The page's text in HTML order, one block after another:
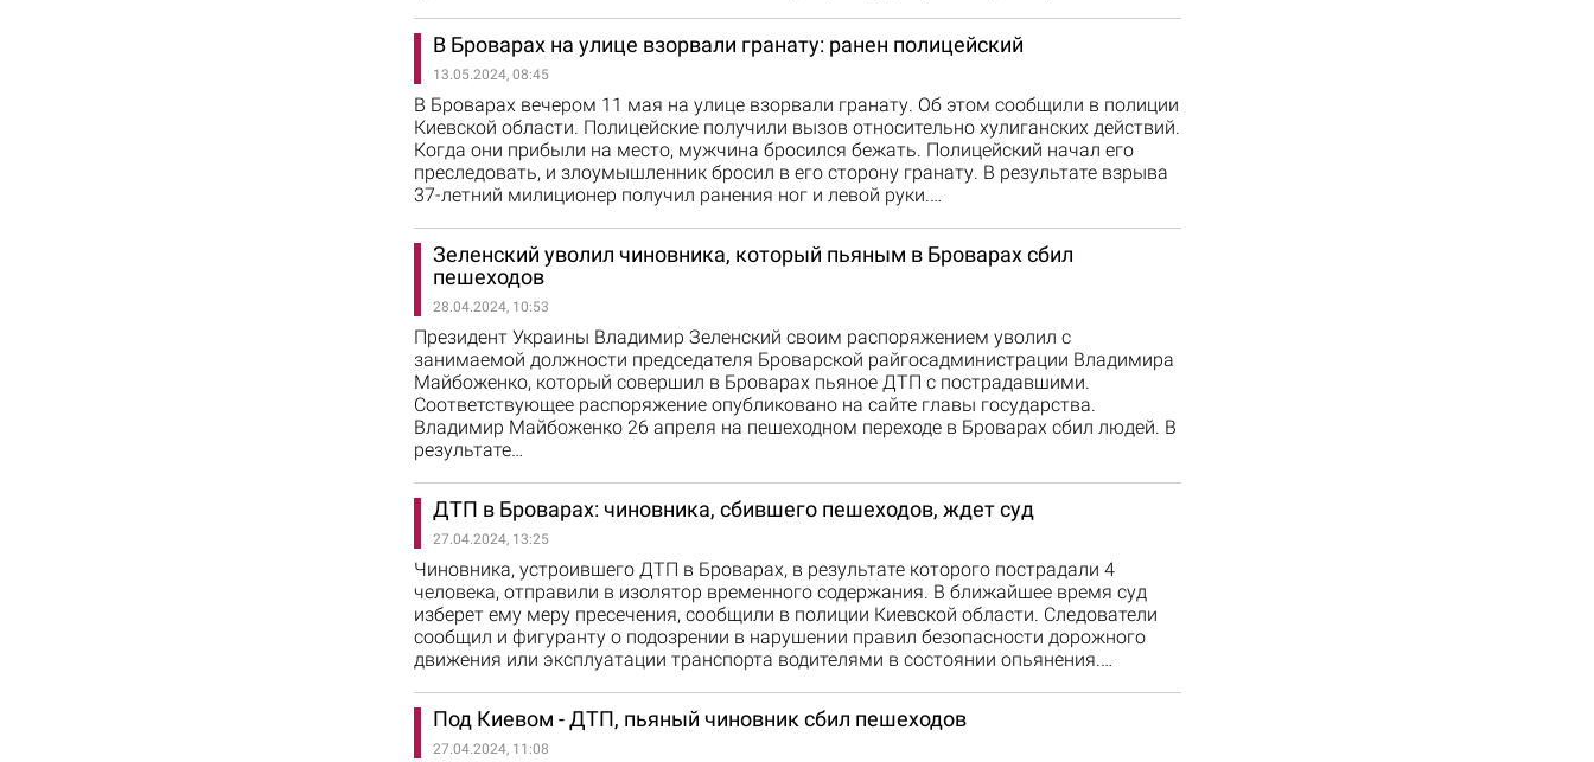
В Броварах на улице взорвали гранату: ранен полицейский
13.05.2024, 08:45
В Броварах вечером 11 мая на улице взорвали гранату. Об этом сообщили в полиции
Киевской области. Полицейские получили вызов относительно хулиганских действий.
Когда они прибыли на место, мужчина бросился бежать. Полицейский начал его
преследовать, и злоумышленник бросил в его сторону гранату. В результате взрыва
37-летний милиционер получил ранения ног и левой руки.…
Зеленский уволил чиновника, который пьяным в Броварах сбил
пешеходов
28.04.2024, 10:53
Президент Украины Владимир Зеленский своим распоряжением уволил с
занимаемой должности председателя Броварской райгосадминистрации Владимира
Майбоженко, который совершил в Броварах пьяное ДТП с пострадавшими.
Соответствующее распоряжение опубликовано на сайте главы государства.
Владимир Майбоженко 26 апреля на пешеходном переходе в Броварах сбил людей. В
результате…
ДТП в Броварах: чиновника, сбившего пешеходов, ждет суд
27.04.2024, 13:25
Чиновника, устроившего ДТП в Броварах, в результате которого пострадали 4
человека, отправили в изолятор временного содержания. В ближайшее время суд
изберет ему меру пресечения, сообщили в полиции Киевской области. Следователи
сообщил и фигуранту о подозрении в нарушении правил безопасности дорожного
движения или эксплуатации транспорта водителями в состоянии опьянения.…
Под Киевом - ДТП, пьяный чиновник сбил пешеходов
27.04.2024, 11:08